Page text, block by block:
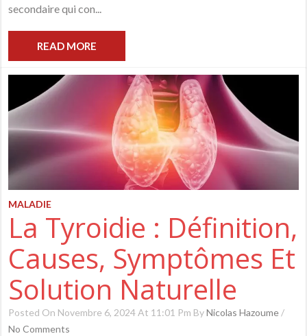
secondaire qui con...
READ MORE
MALADIE
La Tyroidie : Définition,
Causes, Symptômes Et
Solution Naturelle
Posted On Novembre 6, 2024 At 11:01 Pm ByNicolas Hazoume /
No Comments